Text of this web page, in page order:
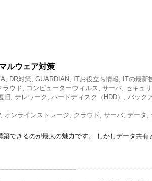
ルウェア対策
, DR対策, GUARDIAN, ITお役立ち情報, ITの最新
ラウド, コンピューターウィルス , サーバ, セキュ
旧 , テレワーク , ハードディスク（HDD） , バック
, オンラインストレージ, クラウド, サーバ, データ ,
できるのが最大の魅力です。 しかしデータ共有